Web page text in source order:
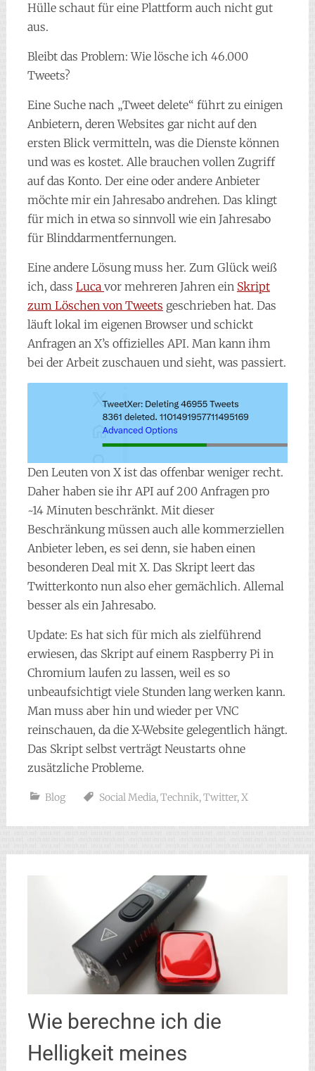
Hülle schaut für eine Plattform auch nicht gut
aus.
Bleibt das Problem: Wie lösche ich 46.000
Tweets?
Eine Suche nach „Tweet delete“ führt zu einigen
Anbietern, deren Websites gar nicht auf den
ersten Blick vermitteln, was die Dienste können
und was es kostet. Alle brauchen vollen Zugriff
auf das Konto. Der eine oder andere Anbieter
möchte mir ein Jahresabo andrehen. Das klingt
für mich in etwa so sinnvoll wie ein Jahresabo
für Blinddarmentfernungen.
Eine andere Lösung muss her. Zum Glück weiß
ich, dass Luca vor mehreren Jahren ein Skript
zum Löschen von Tweets geschrieben hat. Das
läuft lokal im eigenen Browser und schickt
Anfragen an X’s offizielles API. Man kann ihm
bei der Arbeit zuschauen und sieht, was passiert.
Den Leuten von X ist das offenbar weniger recht.
Daher haben sie ihr API auf 200 Anfragen pro
~14 Minuten beschränkt. Mit dieser
Beschränkung müssen auch alle kommerziellen
Anbieter leben, es sei denn, sie haben einen
besonderen Deal mit X. Das Skript leert das
Twitterkonto nun also eher gemächlich. Allemal
besser als ein Jahresabo.
Update: Es hat sich für mich als zielführend
erwiesen, das Skript auf einem Raspberry Pi in
Chromium laufen zu lassen, weil es so
unbeaufsichtigt viele Stunden lang werken kann.
Man muss aber hin und wieder per VNC
reinschauen, da die X-Website gelegentlich hängt.
Das Skript selbst verträgt Neustarts ohne
zusätzliche Probleme.
Blog Social Media,Technik,Twitter,X
Wie berechne ich die
Helligkeit meines